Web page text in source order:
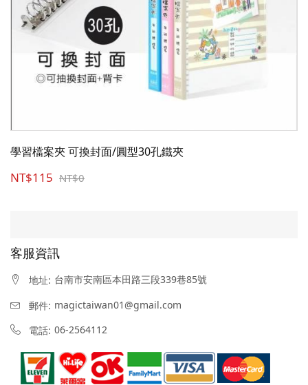
學習檔案夾 可換封面/圓型30孔鐵夾
NT$115 NT$0
客服資訊
地址: 台南市安南區本田路三段339巷85號
郵件: magictaiwan01@gmail.com
電話: 06-2564112